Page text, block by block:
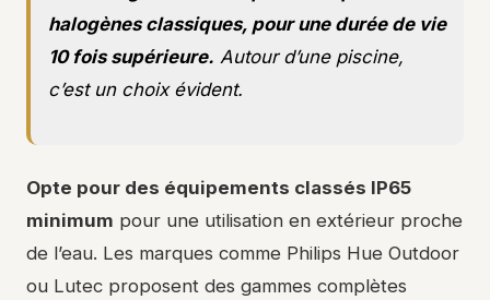
halogènes classiques, pour une durée de vie
10 fois supérieure. Autour d’une piscine,
c’est un choix évident.
Opte pour des équipements classés IP65
minimum pour une utilisation en extérieur proche
de l’eau. Les marques comme Philips Hue Outdoor
ou Lutec proposent des gammes complètes